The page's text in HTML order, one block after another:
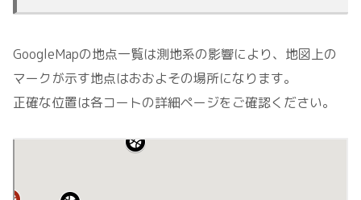
GoogleMapの地点一覧は測地系の影響により、地図上の
マークが示す地点はおおよその場所になります。
正確な位置は各コートの詳細ページをご確認ください。